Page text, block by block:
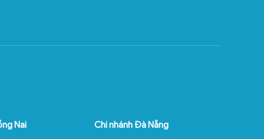
Nai Chi nhánh Đà Nẵng